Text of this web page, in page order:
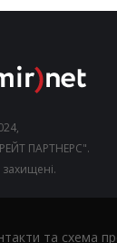
ПАРТНЕРС".
захищені.
та схема